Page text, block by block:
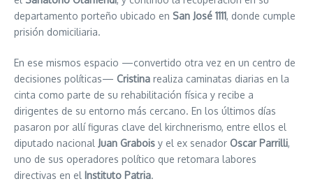
departamento porteño ubicado en San José 1111, donde cumple
prisión domiciliaria.
En ese mismos espacio —convertido otra vez en un centro de
decisiones políticas— Cristina realiza caminatas diarias en la
cinta como parte de su rehabilitación física y recibe a
dirigentes de su entorno más cercano. En los últimos días
pasaron por allí figuras clave del kirchnerismo, entre ellos el
diputado nacional Juan Grabois y el ex senador Oscar Parrilli,
uno de sus operadores político que retomara labores
directivas en el Instituto Patria.